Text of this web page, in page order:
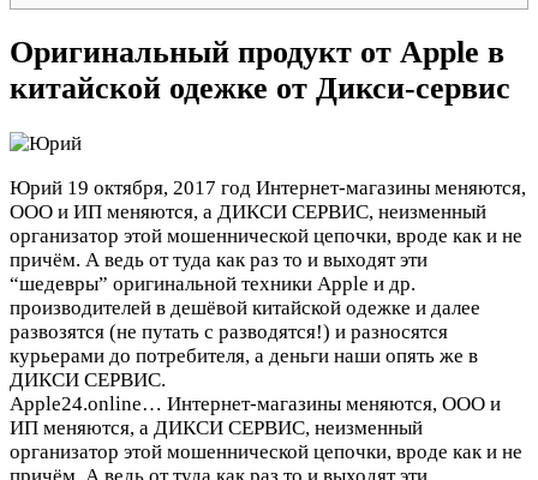
Оригинальный продукт от Apple в
китайской одежке от Дикси-сервис
Юрий 19 октября, 2017 год Интернет-магазины меняются,
ООО и ИП меняются, а ДИКСИ СЕРВИС, неизменный
организатор этой мошеннической цепочки, вроде как и не
причём. А ведь от туда как раз то и выходят эти
“шедевры” оригинальной техники Apple и др.
производителей в дешёвой китайской одежке и далее
развозятся (не путать с разводятся!) и разносятся
курьерами до потребителя, а деньги наши опять же в
ДИКСИ СЕРВИС.
Apple24.online… Интернет-магазины меняются, ООО и
ИП меняются, а ДИКСИ СЕРВИС, неизменный
организатор этой мошеннической цепочки, вроде как и не